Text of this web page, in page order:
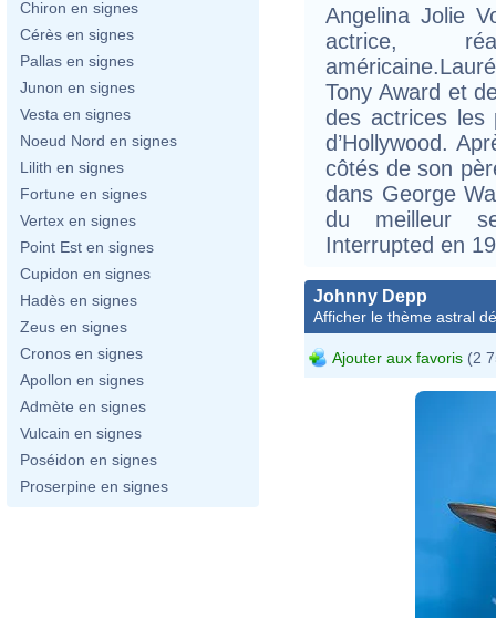
Chiron en signes
Cérès en signes
Pallas en signes
Junon en signes
Vesta en signes
Noeud Nord en signes
Lilith en signes
Fortune en signes
Vertex en signes
Point Est en signes
Cupidon en signes
Hadès en signes
Zeus en signes
Cronos en signes
Apollon en signes
Admète en signes
Vulcain en signes
Poséidon en signes
Proserpine en signes
Angelina Jolie
actrice,
Tony Award et
des actrices les
d’Hollywood.
côtés de son
dans George
du meilleur
Interrupted en
Johnny Depp
Afficher le thème astral
Ajouter aux favoris (2